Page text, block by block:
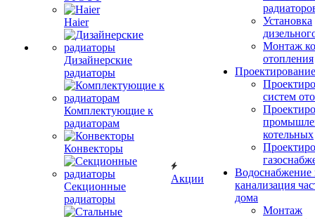
Haier
Дизайнерские
радиаторы
Комплектующие к
радиаторам
Конвекторы
Секционные
радиаторы
Акции
Установка
Монтаж
отопления
Проектирование
систем
котельных
Водоснабжение
канализация
дома
Монтаж